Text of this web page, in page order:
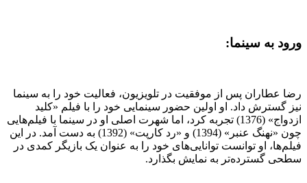
ورود به سینما:
رضا عطاران پس از موفقیت در تلویزیون، فعالیت خود را به سینما
نیز گسترش داد. او اولین حضور سینمایی خود را با فیلم «کلید
ازدواج» (1376) تجربه کرد، اما شهرت اصلی او در سینما با فیلم‌هایی
چون «نهنگ عنبر» (1394) و «رد کارپت» (1392) به دست آمد. در این
فیلم‌ها، او توانست توانایی‌های خود را به عنوان یک بازیگر کمدی در
سطحی گسترده‌تر به نمایش بگذارد.